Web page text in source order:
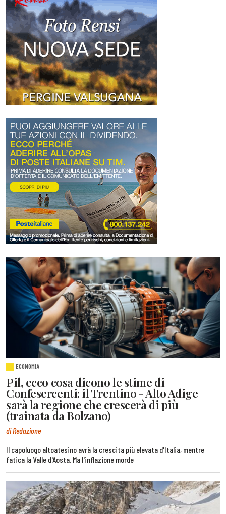
ECONOMIA
Pil, ecco cosa dicono le stime di
Confesercenti: il Trentino - Alto Adige
sarà la regione che crescerà di più
(trainata da Bolzano)
di Redazione
Il capoluogo altoatesino avrà la crescita più elevata d'Italia, mentre
fatica la Valle d'Aosta. Ma l'inflazione morde